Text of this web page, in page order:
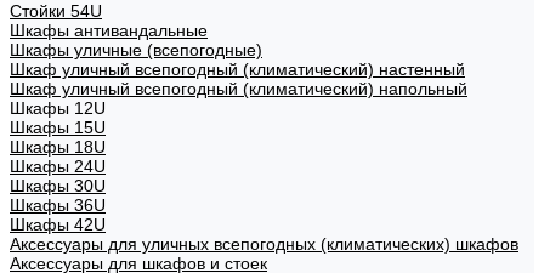
Стойки 54U
Шкафы антивандальные
Шкафы уличные (всепогодные)
Шкаф уличный всепогодный (климатический) настенный
Шкаф уличный всепогодный (климатический) напольный
Шкафы 12U
Шкафы 15U
Шкафы 18U
Шкафы 24U
Шкафы 30U
Шкафы 36U
Шкафы 42U
Аксессуары для уличных всепогодных (климатических) шкафов
Аксессуары для шкафов и стоек